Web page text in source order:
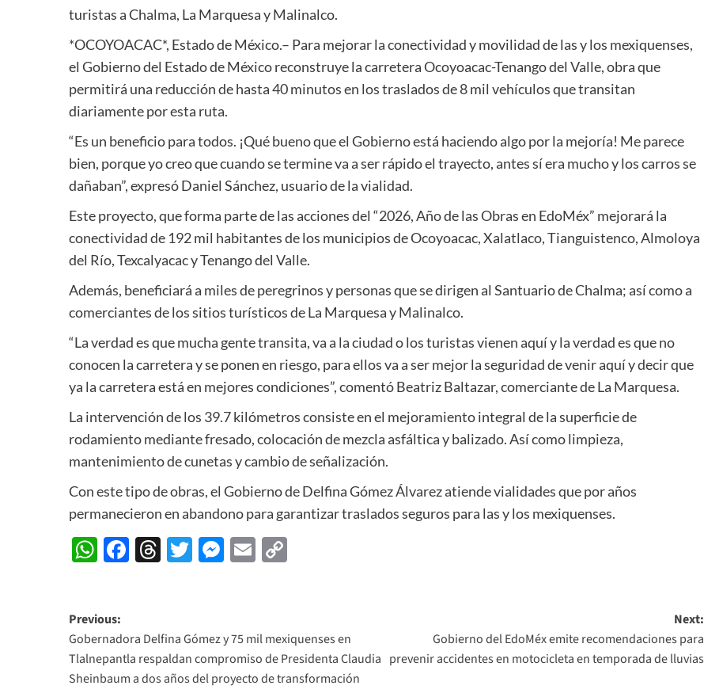
turistas a Chalma, La Marquesa y Malinalco.
*OCOYOACAC*, Estado de México.– Para mejorar la conectividad y movilidad de las y los mexiquenses,
el Gobierno del Estado de México reconstruye la carretera Ocoyoacac-Tenango del Valle, obra que
permitirá una reducción de hasta 40 minutos en los traslados de 8 mil vehículos que transitan
diariamente por esta ruta.
“Es un beneficio para todos. ¡Qué bueno que el Gobierno está haciendo algo por la mejoría! Me parece
bien, porque yo creo que cuando se termine va a ser rápido el trayecto, antes sí era mucho y los carros se
dañaban”, expresó Daniel Sánchez, usuario de la vialidad.
Este proyecto, que forma parte de las acciones del “2026, Año de las Obras en EdoMéx” mejorará la
conectividad de 192 mil habitantes de los municipios de Ocoyoacac, Xalatlaco, Tianguistenco, Almoloya
del Río, Texcalyacac y Tenango del Valle.
Además, beneficiará a miles de peregrinos y personas que se dirigen al Santuario de Chalma; así como a
comerciantes de los sitios turísticos de La Marquesa y Malinalco.
“La verdad es que mucha gente transita, va a la ciudad o los turistas vienen aquí y la verdad es que no
conocen la carretera y se ponen en riesgo, para ellos va a ser mejor la seguridad de venir aquí y decir que
ya la carretera está en mejores condiciones”, comentó Beatriz Baltazar, comerciante de La Marquesa.
La intervención de los 39.7 kilómetros consiste en el mejoramiento integral de la superficie de
rodamiento mediante fresado, colocación de mezcla asfáltica y balizado. Así como limpieza,
mantenimiento de cunetas y cambio de señalización.
Con este tipo de obras, el Gobierno de Delfina Gómez Álvarez atiende vialidades que por años
permanecieron en abandono para garantizar traslados seguros para las y los mexiquenses.
WhatsApp
Facebook
Threads
Twitter
Messenger
Email
Post
navigation
Previous:
Gobernadora Delfina Gómez y 75 mil mexiquenses en
Tlalnepantla respaldan compromiso de Presidenta Claudia
Sheinbaum a dos años del proyecto de transformación
Next:
Gobierno del EdoMéx emite recomendaciones para
prevenir accidentes en motocicleta en temporada de lluvias